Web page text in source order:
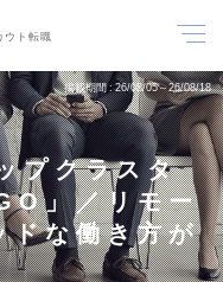
ウト転職
掲載期間 26/08/05～26/08/18
プクラスタ
」／リモー
ドな働き方が